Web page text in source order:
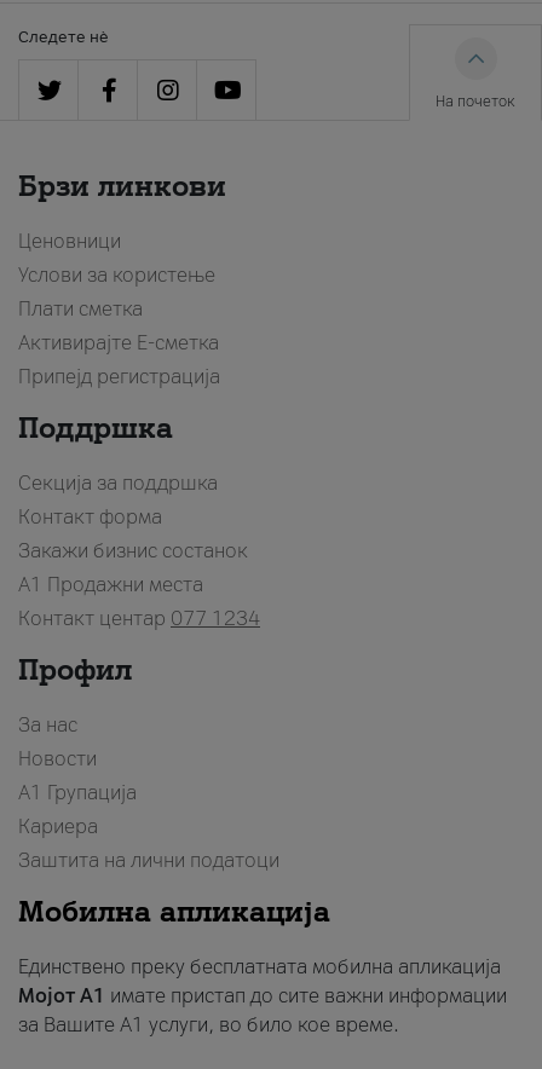
Следете нè
На почеток
Брзи линкови
Ценовници
Услови за користење
Плати сметка
Активирајте Е-сметка
Припејд регистрација
Поддршка
Секција за поддршка
Контакт форма
Закажи бизнис состанок
A1 Продажни места
Контакт центар 077 1234
Профил
За нас
Новости
А1 Групација
Кариера
Заштита на лични податоци
Мобилна апликација
Единствено преку бесплатната мобилна апликација
Мојот A1 имате пристап до сите важни информации
за Вашите A1 услуги, во било кое време.